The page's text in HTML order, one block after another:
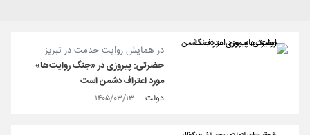
در همایش روایت خدمت در تبریز
حضرتی: پیروزی در «جنگ روایت‌ها»
مورد اعتراف دشمن است
دولت ۱۴۰۵/۰۳/۱۳